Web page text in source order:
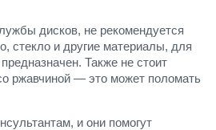
дисков, не рекомендуется
стекло и другие материалы, для
Также не стоит
ржавчиной — это может поломать
и они помогут